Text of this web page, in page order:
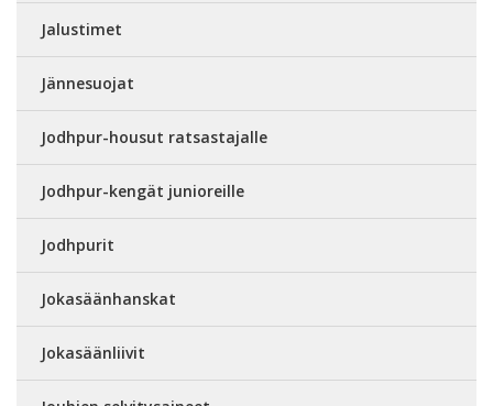
Jalustimet
Jännesuojat
Jodhpur-housut ratsastajalle
Jodhpur-kengät junioreille
Jodhpurit
Jokasäänhanskat
Jokasäänliivit